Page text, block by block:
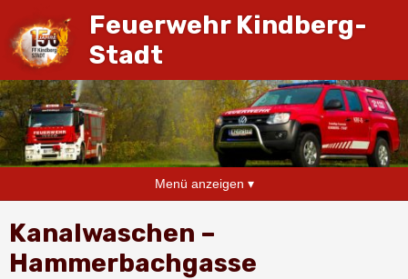
Feuerwehr Kindberg-
Stadt
Menü anzeigen ▾
Kanalwaschen –
Hammerbachgasse